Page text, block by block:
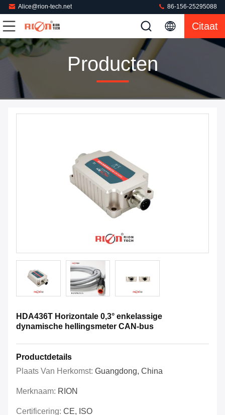
Alice@rion-tech.net 86-156-25295088
Citaat
Producten
HDA436T Horizontale 0,3° enkelassige
dynamische hellingsmeter CAN-bus
Productdetails
Plaats Van Herkomst: Guangdong, China
Merknaam: RION
Certificering: CE, ISO